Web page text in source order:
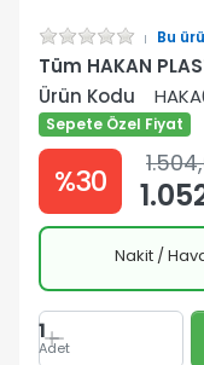
Bu
Tüm HAKAN
Ürün Kodu
Sepete Özel Fiyat
%30
Nakit /
1
Adet